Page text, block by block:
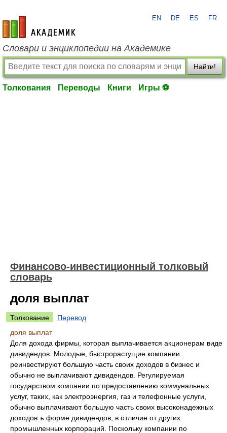
academic.ru
EN DE ES FR
Словари и энциклопедии на Академике
Найти!
Толкования Переводы Книги Игры ⚽
Финансово-инвестиционный толковый
словарь
доля выплат
Толкование
Перевод
доля выплат
Доля дохода фирмы, которая выплачивается акционерам виде
дивидендов. Молодые, быстрорастущие компании
реинвестируют большую часть своих доходов в бизнес и
обычно не выплачивают дивидендов. Регулируемая
государством компании по предоставлению коммунальных
услуг, таких, как электроэнергия, газ и телефонные услуги,
обычно выплачивают большую часть своих высоконадежных
доходов ъ форме дивидендов, в отличие от других
промышленных корпораций. Поскольку компании по